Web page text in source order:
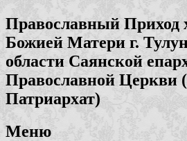
Православный Приход
Божией Матери г.
области Саянской
Православной Церкви
Патриархат)
Меню